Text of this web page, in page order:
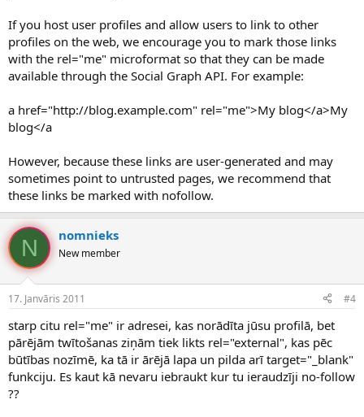
If you host user profiles and allow users to link to other
profiles on the web, we encourage you to mark those links
with the rel="me" microformat so that they can be made
available through the Social Graph API. For example:
a href="http://blog.example.com" rel="me">My blog</a>My
blog</a
However, because these links are user-generated and may
sometimes point to untrusted pages, we recommend that
these links be marked with nofollow.
N nomnieks
New member
17. Janvāris 2011 #4
starp citu rel="me" ir adresei, kas norādīta jūsu profilā, bet
pārējām twītošanas ziņām tiek likts rel="external", kas pēc
būtības nozīmē, ka tā ir ārējā lapa un pilda arī target="_blank"
funkciju. Es kaut kā nevaru iebraukt kur tu ieraudzīji no-follow
??